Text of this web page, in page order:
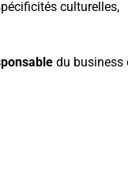
culturelles,
du business